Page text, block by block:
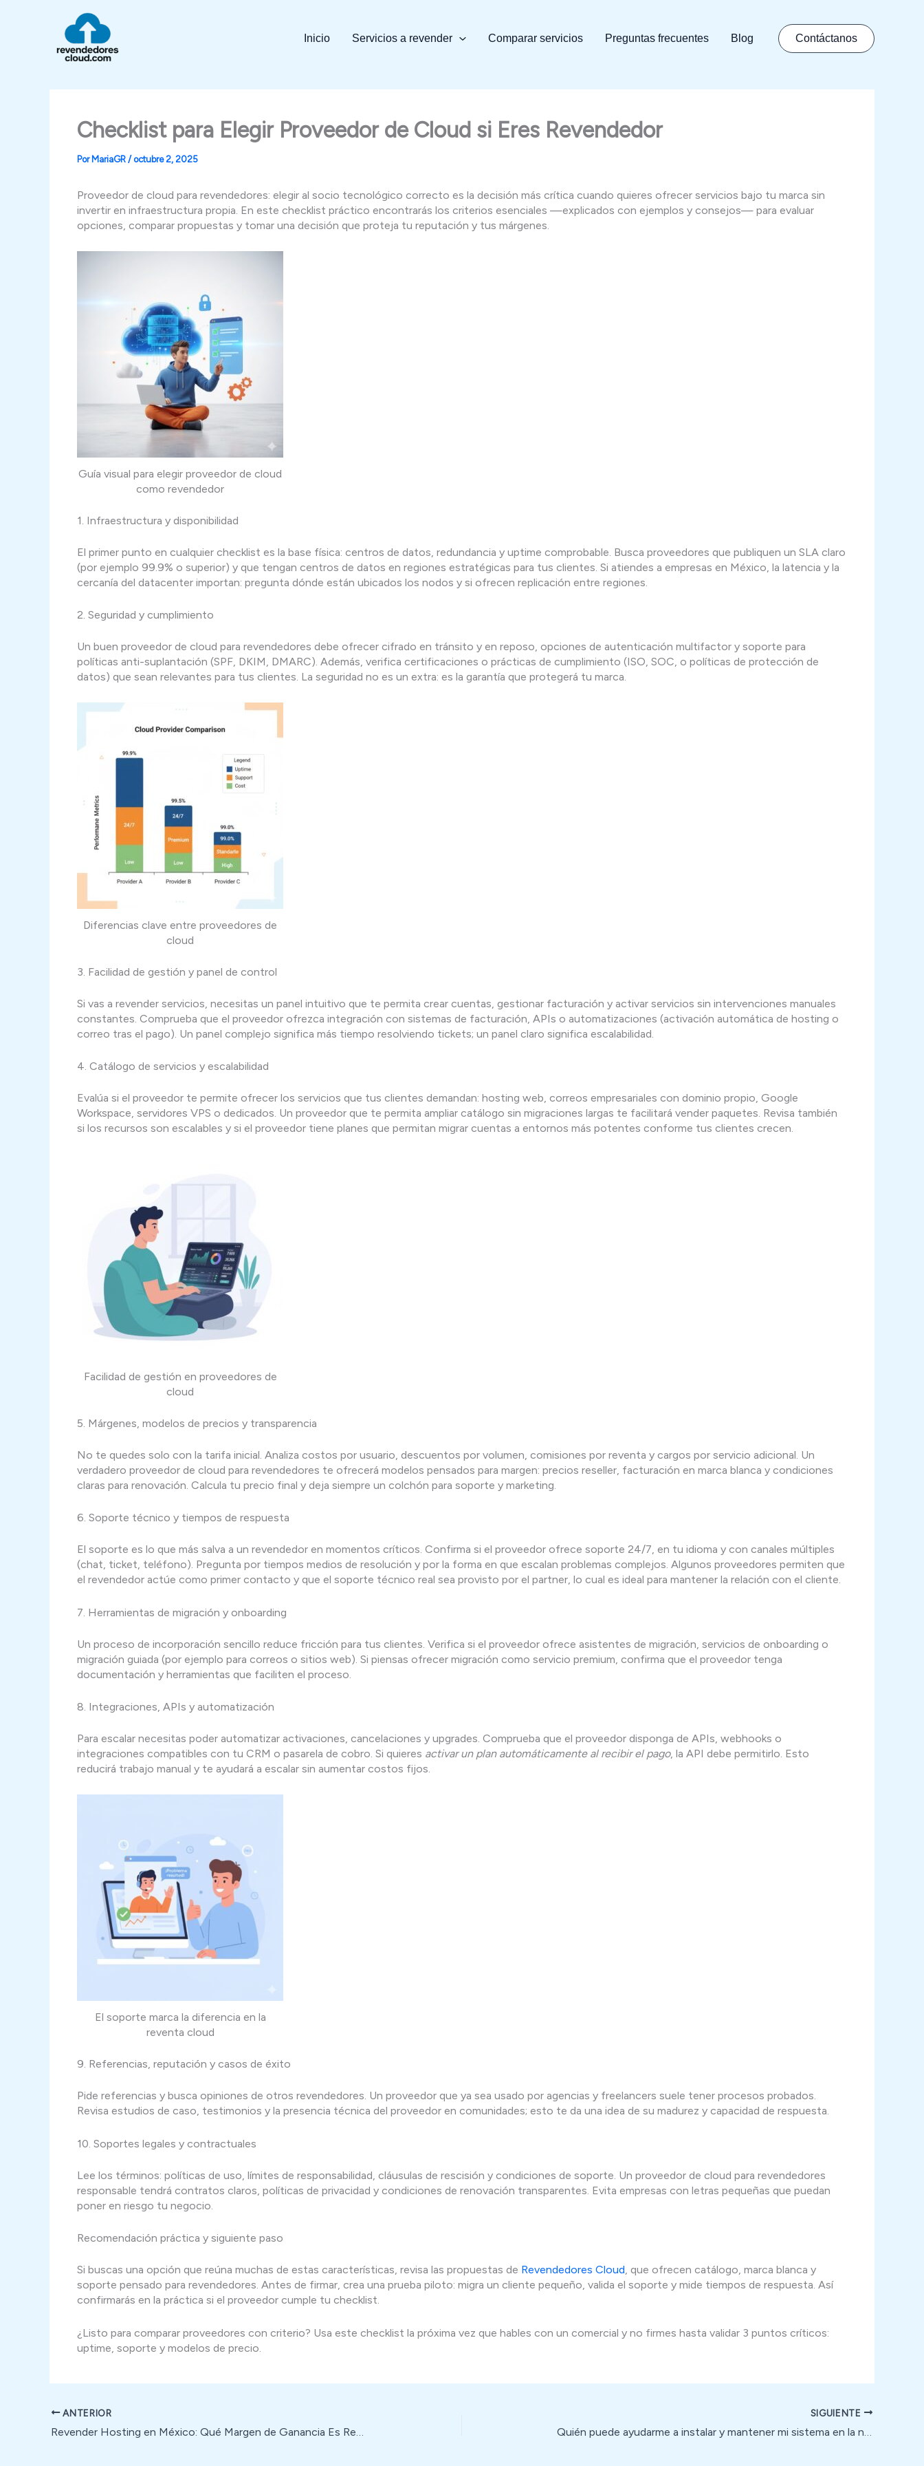
Inicio Servicios a revender Comparar servicios Preguntas frecuentes Blog Contáctanos
Checklist para Elegir Proveedor de Cloud si Eres Revendedor
Por MariaGR / octubre 2, 2025
Proveedor de cloud para revendedores: elegir al socio tecnológico correcto es la decisión más crítica cuando quieres ofrecer servicios bajo tu marca sin
invertir en infraestructura propia. En este checklist práctico encontrarás los criterios esenciales —explicados con ejemplos y consejos— para evaluar
opciones, comparar propuestas y tomar una decisión que proteja tu reputación y tus márgenes.
Guía visual para elegir proveedor de cloud
como revendedor
1. Infraestructura y disponibilidad
El primer punto en cualquier checklist es la base física: centros de datos, redundancia y uptime comprobable. Busca proveedores que publiquen un SLA claro
(por ejemplo 99.9% o superior) y que tengan centros de datos en regiones estratégicas para tus clientes. Si atiendes a empresas en México, la latencia y la
cercanía del datacenter importan: pregunta dónde están ubicados los nodos y si ofrecen replicación entre regiones.
2. Seguridad y cumplimiento
Un buen proveedor de cloud para revendedores debe ofrecer cifrado en tránsito y en reposo, opciones de autenticación multifactor y soporte para
políticas anti-suplantación (SPF, DKIM, DMARC). Además, verifica certificaciones o prácticas de cumplimiento (ISO, SOC, o políticas de protección de
datos) que sean relevantes para tus clientes. La seguridad no es un extra: es la garantía que protegerá tu marca.
Diferencias clave entre proveedores de
cloud
3. Facilidad de gestión y panel de control
Si vas a revender servicios, necesitas un panel intuitivo que te permita crear cuentas, gestionar facturación y activar servicios sin intervenciones manuales
constantes. Comprueba que el proveedor ofrezca integración con sistemas de facturación, APIs o automatizaciones (activación automática de hosting o
correo tras el pago). Un panel complejo significa más tiempo resolviendo tickets; un panel claro significa escalabilidad.
4. Catálogo de servicios y escalabilidad
Evalúa si el proveedor te permite ofrecer los servicios que tus clientes demandan: hosting web, correos empresariales con dominio propio, Google
Workspace, servidores VPS o dedicados. Un proveedor que te permita ampliar catálogo sin migraciones largas te facilitará vender paquetes. Revisa también
si los recursos son escalables y si el proveedor tiene planes que permitan migrar cuentas a entornos más potentes conforme tus clientes crecen.
Facilidad de gestión en proveedores de
cloud
5. Márgenes, modelos de precios y transparencia
No te quedes solo con la tarifa inicial. Analiza costos por usuario, descuentos por volumen, comisiones por reventa y cargos por servicio adicional. Un
verdadero proveedor de cloud para revendedores te ofrecerá modelos pensados para margen: precios reseller, facturación en marca blanca y condiciones
claras para renovación. Calcula tu precio final y deja siempre un colchón para soporte y marketing.
6. Soporte técnico y tiempos de respuesta
El soporte es lo que más salva a un revendedor en momentos críticos. Confirma si el proveedor ofrece soporte 24/7, en tu idioma y con canales múltiples
(chat, ticket, teléfono). Pregunta por tiempos medios de resolución y por la forma en que escalan problemas complejos. Algunos proveedores permiten que
el revendedor actúe como primer contacto y que el soporte técnico real sea provisto por el partner, lo cual es ideal para mantener la relación con el cliente.
7. Herramientas de migración y onboarding
Un proceso de incorporación sencillo reduce fricción para tus clientes. Verifica si el proveedor ofrece asistentes de migración, servicios de onboarding o
migración guiada (por ejemplo para correos o sitios web). Si piensas ofrecer migración como servicio premium, confirma que el proveedor tenga
documentación y herramientas que faciliten el proceso.
8. Integraciones, APIs y automatización
Para escalar necesitas poder automatizar activaciones, cancelaciones y upgrades. Comprueba que el proveedor disponga de APIs, webhooks o
integraciones compatibles con tu CRM o pasarela de cobro. Si quieres activar un plan automáticamente al recibir el pago, la API debe permitirlo. Esto
reducirá trabajo manual y te ayudará a escalar sin aumentar costos fijos.
El soporte marca la diferencia en la
reventa cloud
9. Referencias, reputación y casos de éxito
Pide referencias y busca opiniones de otros revendedores. Un proveedor que ya sea usado por agencias y freelancers suele tener procesos probados.
Revisa estudios de caso, testimonios y la presencia técnica del proveedor en comunidades; esto te da una idea de su madurez y capacidad de respuesta.
10. Soportes legales y contractuales
Lee los términos: políticas de uso, límites de responsabilidad, cláusulas de rescisión y condiciones de soporte. Un proveedor de cloud para revendedores
responsable tendrá contratos claros, políticas de privacidad y condiciones de renovación transparentes. Evita empresas con letras pequeñas que puedan
poner en riesgo tu negocio.
Recomendación práctica y siguiente paso
Si buscas una opción que reúna muchas de estas características, revisa las propuestas de Revendedores Cloud, que ofrecen catálogo, marca blanca y
soporte pensado para revendedores. Antes de firmar, crea una prueba piloto: migra un cliente pequeño, valida el soporte y mide tiempos de respuesta. Así
confirmarás en la práctica si el proveedor cumple tu checklist.
¿Listo para comparar proveedores con criterio? Usa este checklist la próxima vez que hables con un comercial y no firmes hasta validar 3 puntos críticos:
uptime, soporte y modelos de precio.
ANTERIOR
Revender Hosting en México: Qué Margen de Ganancia Es Realista
SIGUIENTE
Quién puede ayudarme a instalar y mantener mi sistema en la nube